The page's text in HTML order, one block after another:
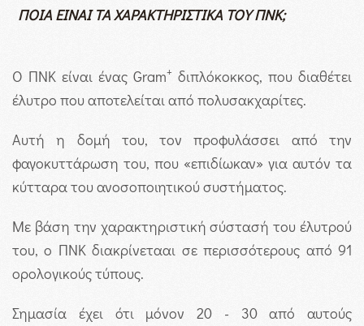
ΠΟΙΑ ΕΙΝΑΙ ΤΑ ΧΑΡΑΚΤΗΡΙΣΤΙΚΑ ΤΟΥ ΠΝΚ;
Ο ΠΝΚ είναι ένας Gram+ διπλόκοκκος, που διαθέτει
έλυτρο που αποτελείται από πολυσακχαρίτες.
Αυτή η δομή του, τον προφυλάσσει από την
φαγοκυττάρωση του, που «επιδίωκαν» για αυτόν τα
κύτταρα του ανοσοποιητικού συστήματος.
Με βάση την χαρακτηριστική σύστασή του έλυτρού
του, ο ΠΝΚ διακρίνετααι σε περισσότερους από 91
ορολογικούς τύπους.
Σημασία έχει ότι μόνον 20 - 30 από αυτούς